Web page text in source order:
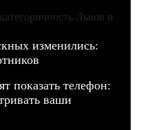
Львов и
изменились:
показать телефон:
ваши